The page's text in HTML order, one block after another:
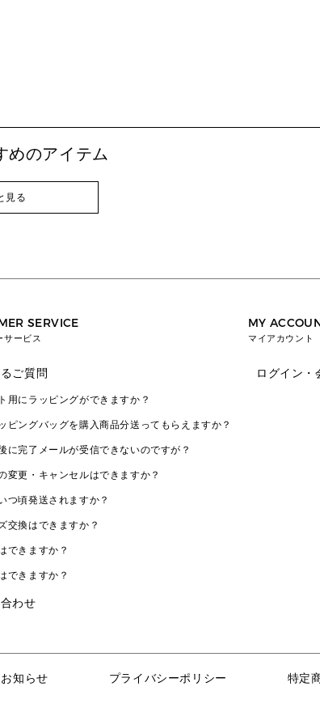
めのアイテム
見る
SERVICE
サービス
ご質問
用にラッピングができますか？
ピングバッグを購入商品分送ってもらえますか？
に完了メールが受信できないのですが？
変更・キャンセルはできますか？
つ頃発送されますか？
交換はできますか？
できますか？
できますか？
わせ
MY
マイアカウント
ログイン・
知らせ プライバシーポリシー 特定